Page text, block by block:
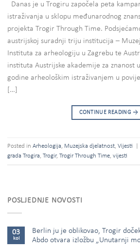
Danas je u Trogiru započela peta
istraživanja u sklopu međunarodnog
projekta Trogir Through Time.
austrijskoj suradnji triju institucija –
Instituta za arheologiju u Zagrebu te
instituta Austrijske akademije za znanost
godine arheološkim istraživanjem u
[…]
CONTINUE READING →
Posted in Arheologija, Muzejska djelatnost, Vijesti
grada Trogira, Trogir, Trogir Through Time, vijesti
POSLJEDNJE NOVOSTI
03
kol
Berlin ju je oblikovao, Trogir
Abdo otvara izložbu „Unutarnji